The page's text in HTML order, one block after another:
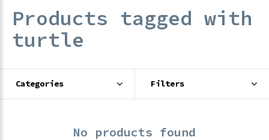
Products tagged with
turtle
Categories Filters
No products found